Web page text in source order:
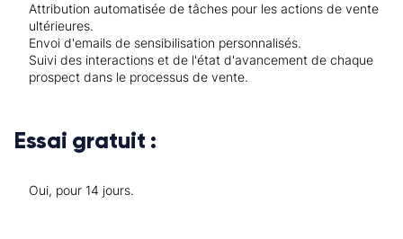
Attribution automatisée de tâches pour les actions de vente
ultérieures.
Envoi d'emails de sensibilisation personnalisés.
Suivi des interactions et de l'état d'avancement de chaque
prospect dans le processus de vente.
Essai gratuit :
Oui, pour 14 jours.